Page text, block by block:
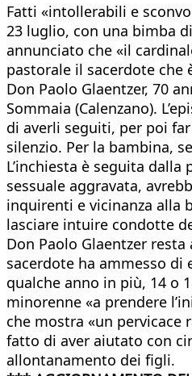
Fatti «intollerabili e
23 luglio, con una bimba
annunciato che «il
pastorale il sacerdote che
Don Paolo Glaentzer, 70
Sommaia (Calenzano).
di averli seguiti, per poi
silenzio. Per la bambina,
L’inchiesta è seguita
sessuale aggravata,
inquirenti e vicinanza alla
lasciare intuire condotte
Don Paolo Glaentzer
sacerdote ha ammesso di
qualche anno in più, 14 o
minorenne «a prendere
che mostra «un
fatto di aver aiutato con
allontanamento dei figli.